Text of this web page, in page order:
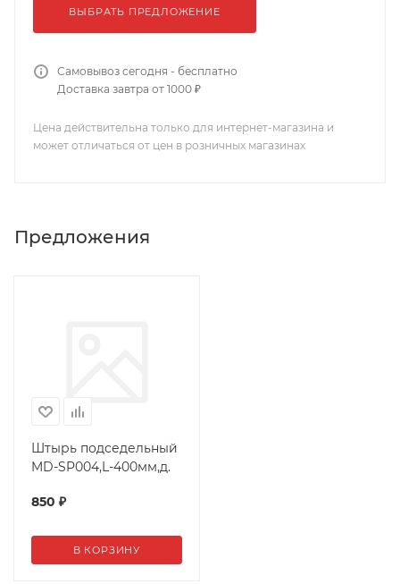
ВЫБРАТЬ ПРЕДЛОЖЕНИЕ
Самовывоз сегодня - бесплатно
Доставка завтра от 1000 ₽
Цена действительна только для интернет-магазина и
может отличаться от цен в розничных магазинах
Предложения
Штырь подседельный
MD-SP004,L-400мм,д.
850 ₽
В КОРЗИНУ